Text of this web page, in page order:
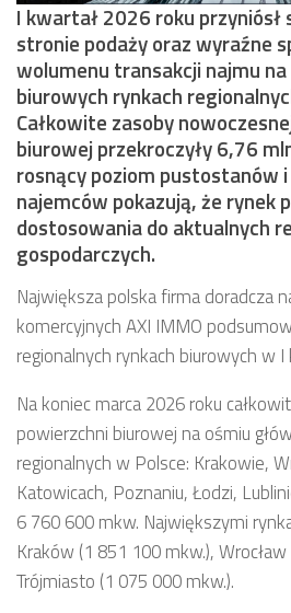
I kwartał 2026 roku przyniósł
stronie podaży oraz wyraźne
wolumenu transakcji najmu
biurowych rynkach
Całkowite zasoby
biurowej przekroczyły 6,76
rosnący poziom pustostanów
najemców pokazują, że rynek
dostosowania do aktualnych
gospodarczych.
Największa polska firma doradcza
komercyjnych AXI IMMO
regionalnych rynkach biurowych w
Na koniec marca 2026 roku
powierzchni biurowej na ośmiu
regionalnych w Polsce: Krakowie,
Katowicach, Poznaniu, Łodzi,
6 760 600 mkw. Największymi
Kraków (1 851 100 mkw.),
Trójmiasto (1 075 000 mkw.).